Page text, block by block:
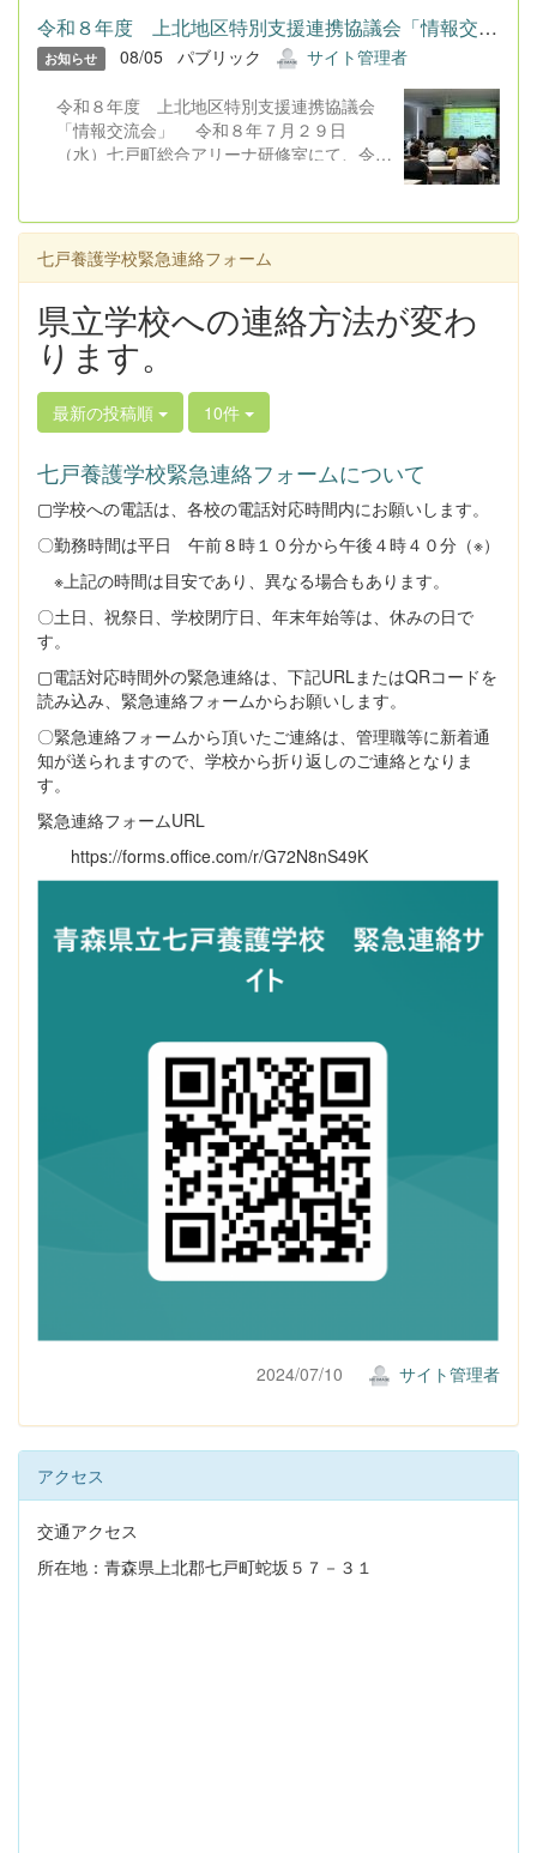
た。合同会社とわだみらい宮本祐一郎氏から
は「家庭と地域をつなぐ福祉の役割につい
発表の中で『「つなぐ」とよく耳にするが、
すでに私たちは様々な場面でつながってい
る」』という言葉がとても印象に残りまし
という視点で物事を考えて取り組んでいくこ
とが必要だと学びました。 講演では、
「発達特性のあるこどもの理解と支援につい
て」と題して、弘前医療福祉大学教授 小玉
有子氏から...
令和８年度 上北地区特別支援連携協議会「情報交流会」 令和...
お知らせ 08/05 パブリック サイト管理者
令和８年度 上北地区特別支援連携協議会
「情報交流会」 令和８年７月２９日
（水）七戸町総合アリーナ研修室にて、令和
教員を含む教育関係者、保護者８０名、福祉
関係者等が参集し、オンラインでは約１００
名が参加しました。話題提供として、本校保
い児へのかかわりについて」ということで発
表していただきました。家族の思いや願いを
学校・地域はどのような形で応えることがで
きるのかを改めて考える機会をいただきまし
た。合同会社とわだみらい宮本祐一郎氏から
は「家庭と地域をつなぐ福祉の役割につい
て」という題目で発表していただきました。
発表の中で『「つなぐ」とよく耳にするが、
すでに私たちは様々な場面でつながってい
る」』という言葉がとても印象に残りまし
た。「つなごう、つながらなくては」と考え
てしまいますが、つながっている先がどこか
という視点で物事を考えて取り組んでいくこ
とが必要だと学びました。 講演では、
「発達特性のあるこどもの理解と支援につい
て」と題して、弘前医療福祉大学教授 小玉
有子氏から...
七戸養護学校緊急連絡フォーム
県立学校への連絡方法が変わ
ります。
最新の投稿順 10件
七戸養護学校緊急連絡フォームについて
▢学校への電話は、各校の電話対応時間内にお願いします。
〇勤務時間は平日 午前８時１０分から午後４時４０分（※）
※上記の時間は目安であり、異なる場合もあります。
〇土日、祝祭日、学校閉庁日、年末年始等は、休みの日で
す。
▢電話対応時間外の緊急連絡は、下記URLまたはQRコードを
読み込み、緊急連絡フォームからお願いします。
〇緊急連絡フォームから頂いたご連絡は、管理職等に新着通
知が送られますので、学校から折り返しのご連絡となりま
す。
緊急連絡フォームURL
https://forms.office.com/r/G72N8nS49K
2024/07/10 サイト管理者
アクセス
交通アクセス
所在地：青森県上北郡七戸町蛇坂５７－３１